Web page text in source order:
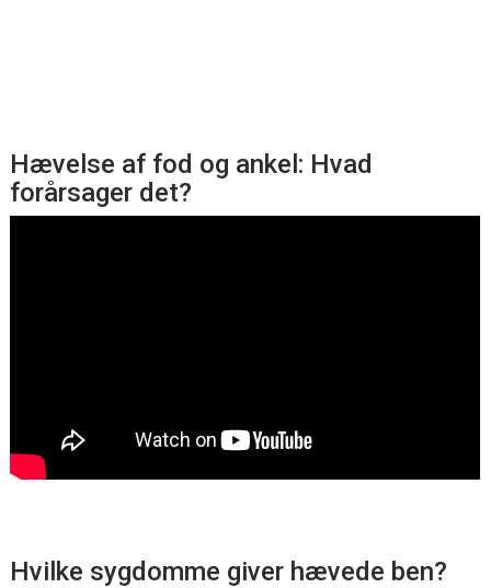
Hævelse af fod og ankel: Hvad
forårsager det?
Hvilke sygdomme giver hævede ben?